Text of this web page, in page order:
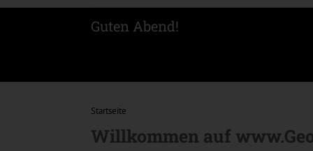
Guten Abend!
Startseite
Willkommen auf